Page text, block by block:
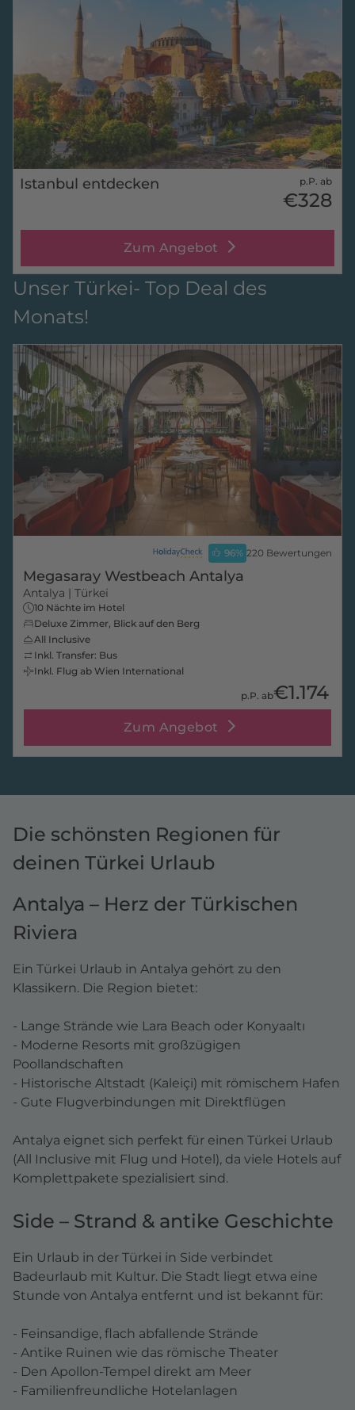
Istanbul entdecken p.P. ab
€328
Zum Angebot
Unser Türkei- Top Deal des
Monats!
Megasaray Westbeach Antalya
Antalya | Türkei
96% 220 Bewertungen
10 Nächte im Hotel
Deluxe Zimmer, Blick auf den Berg
All Inclusive
Inkl. Transfer: Bus
Inkl. Flug ab Wien International
p.P. ab€1.174
Zum Angebot
Die schönsten Regionen für
deinen Türkei Urlaub
Antalya – Herz der Türkischen
Riviera
Ein Türkei Urlaub in Antalya gehört zu den
Klassikern. Die Region bietet:
- Lange Strände wie Lara Beach oder Konyaaltı
- Moderne Resorts mit großzügigen
Poollandschaften
- Historische Altstadt (Kaleiçi) mit römischem Hafen
- Gute Flugverbindungen mit Direktflügen
Antalya eignet sich perfekt für einen Türkei Urlaub
(All Inclusive mit Flug und Hotel), da viele Hotels auf
Komplettpakete spezialisiert sind.
Side – Strand & antike Geschichte
Ein Urlaub in der Türkei in Side verbindet
Badeurlaub mit Kultur. Die Stadt liegt etwa eine
Stunde von Antalya entfernt und ist bekannt für:
- Feinsandige, flach abfallende Strände
- Antike Ruinen wie das römische Theater
- Den Apollon-Tempel direkt am Meer
- Familienfreundliche Hotelanlagen